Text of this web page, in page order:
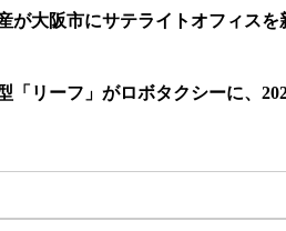
が大阪市にサテライトオフィス
「リーフ」がロボタクシーに、